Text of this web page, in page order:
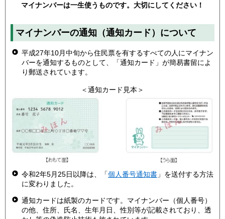
マイナンバーは一生使うものです。大切にしてください！
マイナンバーの通知（通知カード）について
平成27年10月中旬から住民票を有するすべての人にマイナン
バーを通知するものとして、「通知カード」が簡易書留によ
り郵送されています。
＜通知カード見本＞
令和2年5月25日以降は、「個人番号通知書 」を送付する方法
に変わりました。
通知カードは紙製のカードです。マイナンバー（個人番号）
の他、住所、氏名、生年月日、性別等が記載されており、透